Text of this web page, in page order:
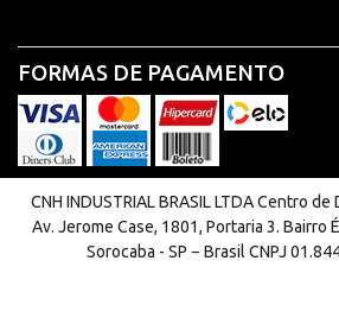
FORMAS DE PAGAMENTO
CNH INDUSTRIAL BRASIL LTDA Centro de
Av. Jerome Case, 1801, Portaria 3. Bairro
Sorocaba - SP − Brasil CNPJ